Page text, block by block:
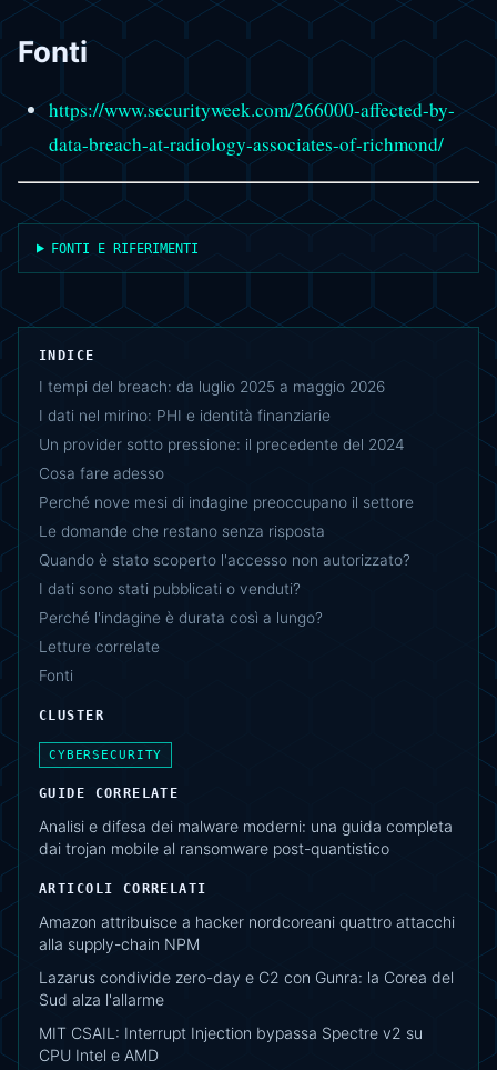
Fonti
https://www.securityweek.com/266000-affected-by-
data-breach-at-radiology-associates-of-richmond/
FONTI E RIFERIMENTI
INDICE
I tempi del breach: da luglio 2025 a maggio 2026
I dati nel mirino: PHI e identità finanziarie
Un provider sotto pressione: il precedente del 2024
Cosa fare adesso
Perché nove mesi di indagine preoccupano il settore
Le domande che restano senza risposta
Quando è stato scoperto l'accesso non autorizzato?
I dati sono stati pubblicati o venduti?
Perché l'indagine è durata così a lungo?
Letture correlate
Fonti
CLUSTER
CYBERSECURITY
GUIDE CORRELATE
Analisi e difesa dei malware moderni: una guida completa
dai trojan mobile al ransomware post-quantistico
ARTICOLI CORRELATI
Amazon attribuisce a hacker nordcoreani quattro attacchi
alla supply-chain NPM
Lazarus condivide zero-day e C2 con Gunra: la Corea del
Sud alza l'allarme
MIT CSAIL: Interrupt Injection bypassa Spectre v2 su
CPU Intel e AMD